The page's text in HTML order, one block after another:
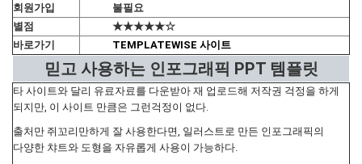
회원가입
불필요
별점
★★★★★☆
바로가기
TEMPLATEWISE 사이트
믿고 사용하는 인포그래픽 PPT 템플릿
타 사이트와 달리 유료자료를 다운받아 재 업로드해 저작권 걱정을 하게
되지만, 이 사이트 만큼은 그런걱정이 없다.
출처만 쥐꼬리만하게 잘 사용한다면, 일러스트로 만든 인포그래픽의
다양한 챠트와 도형을 자유롭게 사용이 가능하다.